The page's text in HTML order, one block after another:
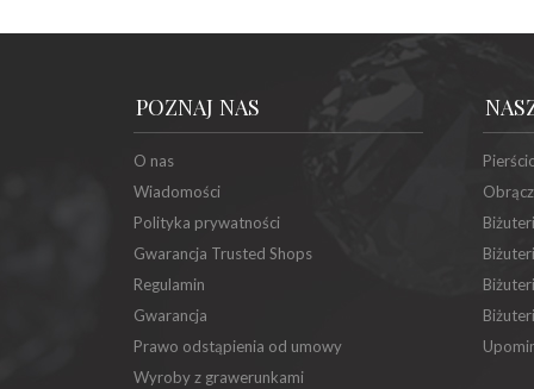
POZNAJ NAS
O nas
Wiadomości
Polityka prywatności
Gwarancja Trusted Shops
Regulamin
Gwarancja
Prawo odstąpienia od umowy
Wyroby z grawerunkami